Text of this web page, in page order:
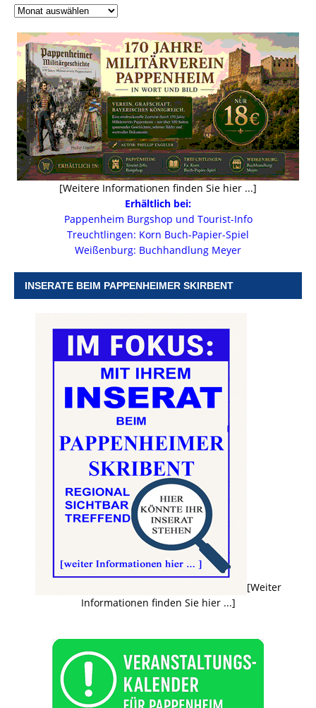
[Weitere Informationen finden Sie hier ...]
Erhältlich bei:
Pappenheim Burgshop und Tourist-Info
Treuchtlingen: Korn Buch-Papier-Spiel
Weißenburg: Buchhandlung Meyer
INSERATE BEIM PAPPENHEIMER SKIRBENT
[Weiter
Informationen finden Sie hier ...]